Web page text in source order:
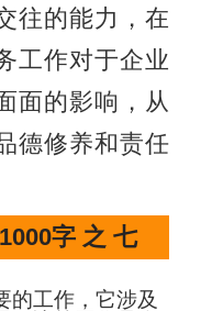
往的能力，在
工作对于企业
面的影响，从
德修养和责任
字 之 七
的工作，它涉及